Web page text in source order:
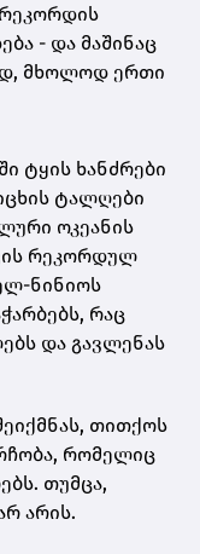
- და მაშინაც
მხოლოდ ერთი
ტყის ხანძრები
ტალღები
ოკეანის
რეკორდულ
ნინიოს
რაც
და გავლენას
თითქოს
რომელიც
თუმცა,
არის.